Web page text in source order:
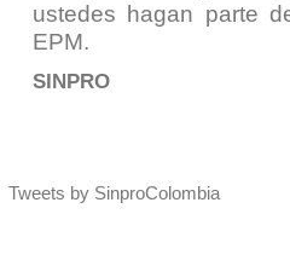
ustedes hagan parte
EPM.
SINPRO
Tweets by SinproColombia